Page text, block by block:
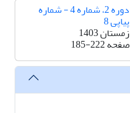
دوره 2، شماره 4 - شماره
پیاپی 8
زمستان 1403
صفحه185-222